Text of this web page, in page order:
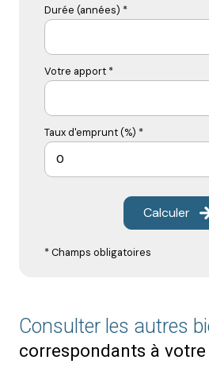
Durée (années) *
Votre apport *
Taux d'emprunt (%) *
Calculer
* Champs obligatoires
Consulter les autres
correspondants à